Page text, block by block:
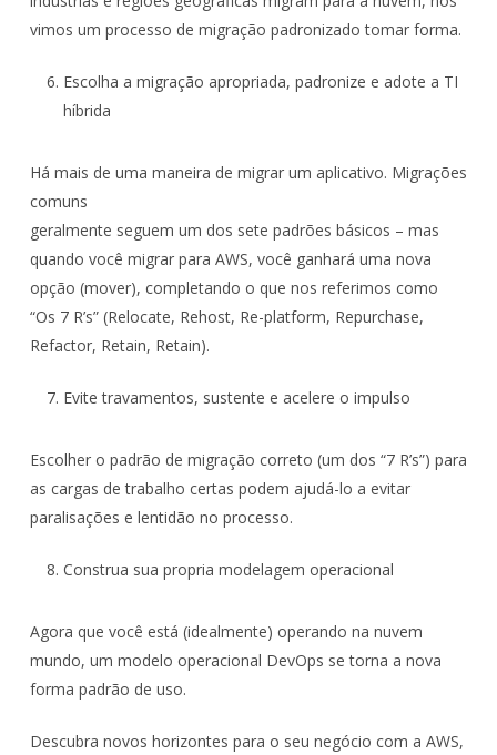
vimos um processo de migração padronizado tomar forma.
Escolha a migração apropriada, padronize e adote a TI
híbrida
Há mais de uma maneira de migrar um aplicativo. Migrações
comuns
geralmente seguem um dos sete padrões básicos – mas
quando você migrar para AWS, você ganhará uma nova
opção (mover), completando o que nos referimos como
“Os 7 R’s” (Relocate, Rehost, Re-platform, Repurchase,
Refactor, Retain, Retain).
Evite travamentos, sustente e acelere o impulso
Escolher o padrão de migração correto (um dos “7 R’s”) para
as cargas de trabalho certas podem ajudá-lo a evitar
paralisações e lentidão no processo.
Construa sua propria modelagem operacional
Agora que você está (idealmente) operando na nuvem
mundo, um modelo operacional DevOps se torna a nova
forma padrão de uso.
Descubra novos horizontes para o seu negócio com a AWS,